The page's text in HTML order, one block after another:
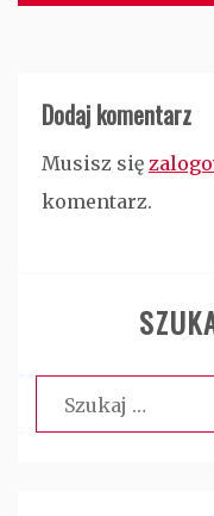
Dodaj komentarz
Musisz się
komentarz.
Szukaj: